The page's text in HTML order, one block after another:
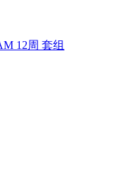
12周 套组